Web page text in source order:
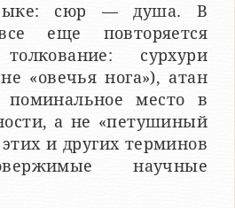
сюр — душа. В
еще повторяется
сурхури
«овечья нога»), атан
место в
а не «петушиный
этих и других терминов
научные